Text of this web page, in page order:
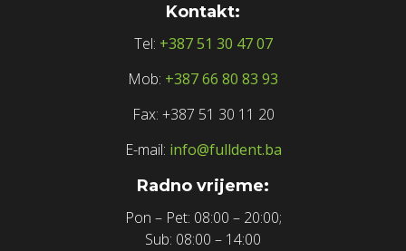
Kontakt:
Tel: +387 51 30 47 07
Mob: +387 66 80 83 93
Fax: +387 51 30 11 20
E-mail: info@fulldent.ba
Radno vrijeme:
Pon – Pet: 08:00 – 20:00;
Sub: 08:00 – 14:00